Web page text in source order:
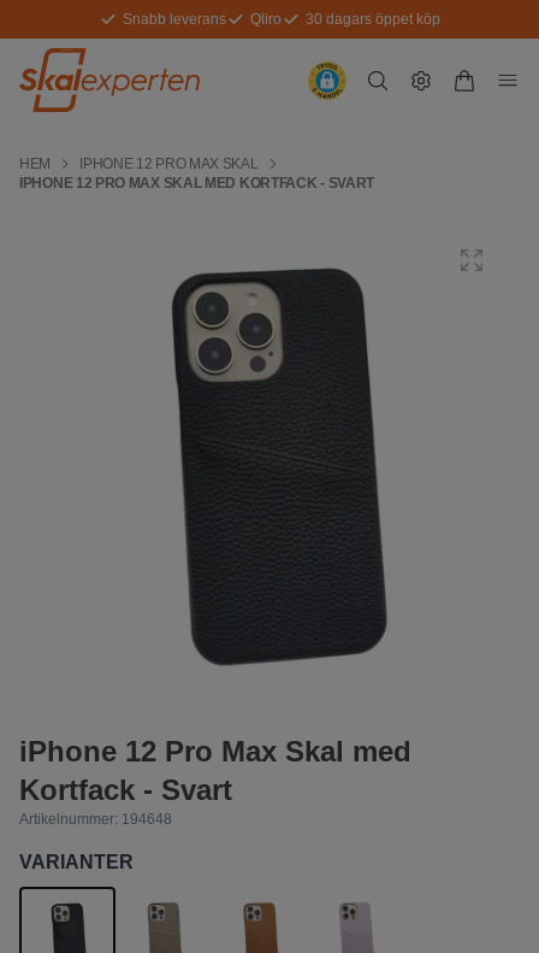
Snabb leverans Qliro 30 dagars öppet köp
HEM
IPHONE 12 PRO MAX SKAL
IPHONE 12 PRO MAX SKAL MED KORTFACK - SVART
iPhone 12 Pro Max Skal med
Kortfack - Svart
Artikelnummer: 194648
VARIANTER